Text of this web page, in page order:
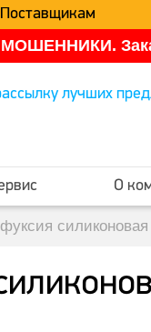
Поставщикам
лучших
О